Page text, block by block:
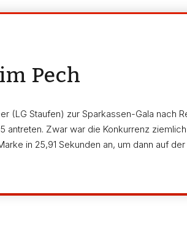
Pech
(LG Staufen) zur Sparkassen-Gala nach
antreten. Zwar war die Konkurrenz
in 25,91 Sekunden an, um dann auf